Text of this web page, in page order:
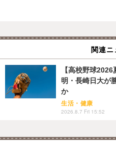
関連ニ
【高校野球
明・長崎日大が
か
生活・健康
2026.8.7 Fri 15:52